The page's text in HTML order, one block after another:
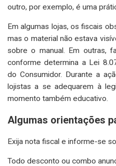
outro, por exemplo, é uma
Em algumas lojas, os fiscais
mas o material não estava
sobre o manual. Em outras,
conforme determina a Lei
do Consumidor. Durante a
lojistas a se adequarem à
momento também educativo.
Algumas orientações
Exija nota fiscal e informe-se
Todo desconto ou combo